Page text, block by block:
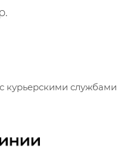
курьерскими службами